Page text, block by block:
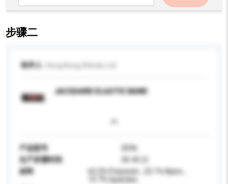
步骤二
收件人
JACQUARD ELASTIC BAND
产品型号
2036
生产所需时间
30-45 日
材料
62.2% Polyester , 22.1% Nylon ,
15.7% Spandex